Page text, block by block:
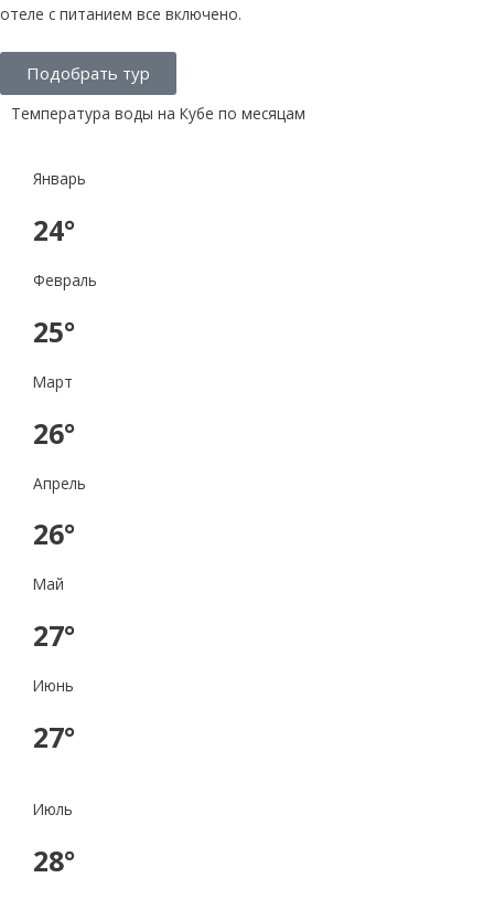
отеле с питанием все включено.
Подобрать тур
Температура воды на Кубе по месяцам
Январь
24°
Февраль
25°
Март
26°
Апрель
26°
Май
27°
Июнь
27°
Июль
28°